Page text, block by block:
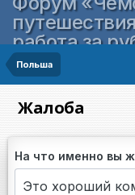
работа за
Польша
Жалоба
На что именно вы